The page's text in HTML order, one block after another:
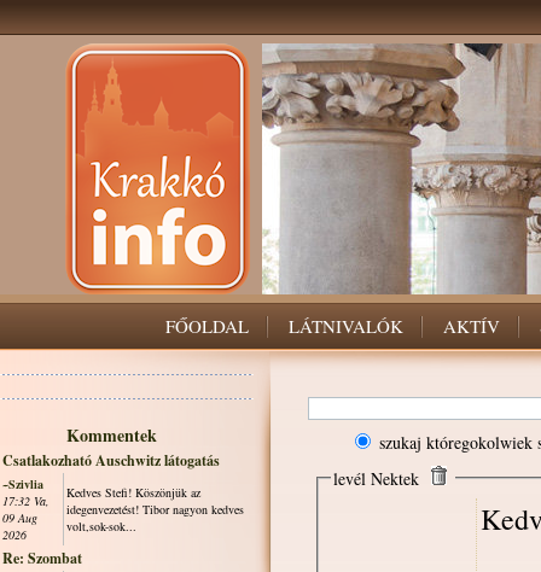
FŐOLDAL LÁTNIVALÓK AKTÍV
Kommentek
Csatlakozható Auschwitz látogatás
~Szivlia
17:32 Va,
09 Aug
2026
Kedves Stefi! Köszönjük az
idegenvezetést! Tibor nagyon kedves
volt,sok-sok...
Re: Szombat
szukaj któregokolwiek
levél Nektek